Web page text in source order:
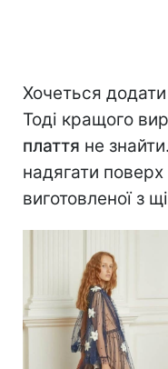
Хочеться додати
Тоді кращого
плаття не
надягати поверх
виготовленої з